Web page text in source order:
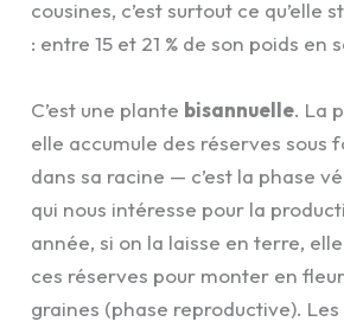
cousines, c’est surtout ce qu’elle
: entre 15 et 21 % de son poids en
C’est une plante bisannuelle. La
elle accumule des réserves sous
dans sa racine — c’est la phase
qui nous intéresse pour la
année, si on la laisse en terre,
ces réserves pour monter en
graines (phase reproductive).